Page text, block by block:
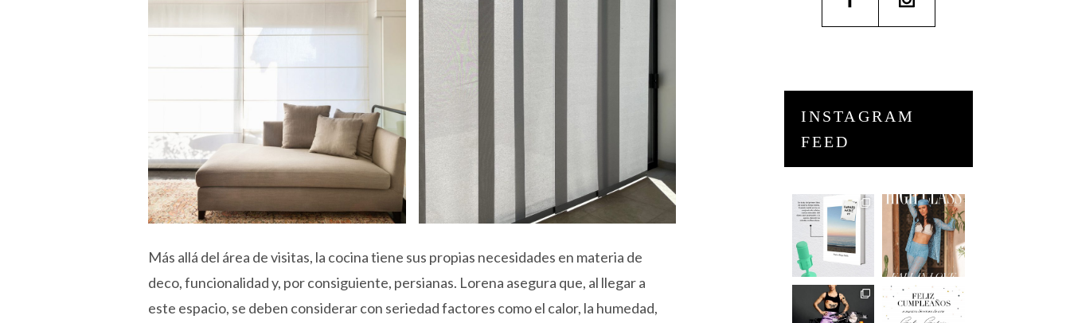
Más allá del área de visitas, la cocina tiene sus propias necesidades en materia de
deco, funcionalidad y, por consiguiente, persianas. Lorena asegura que, al llegar a
este espacio, se deben considerar con seriedad factores como el calor, la humedad,
INSTAGRAM
FEED